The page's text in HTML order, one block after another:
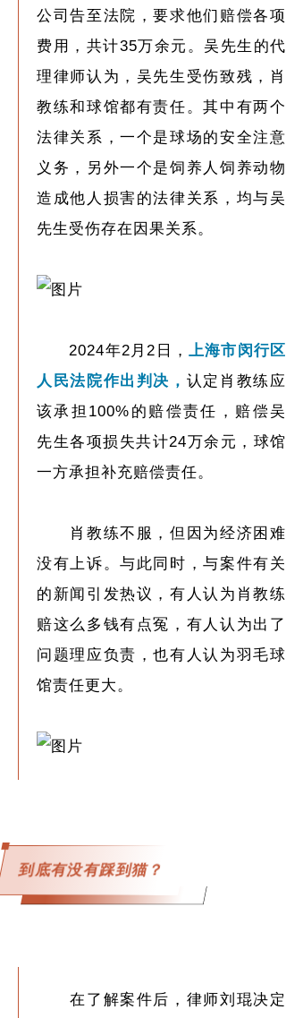
公司告至法院，要求他们赔偿各项
费用，共计35万余元。吴先生的代
理律师认为，吴先生受伤致残，肖
教练和球馆都有责任。其中有两个
法律关系，一个是球场的安全注意
义务，另外一个是饲养人饲养动物
造成他人损害的法律关系，均与吴
先生受伤存在因果关系。
2024年2月2日， 上海市闵行区
人民法院作出判决， 认定肖教练应
该承担100%的赔偿责任，赔偿吴
先生各项损失共计24万余元，球馆
一方承担补充赔偿责任。
肖教练不服，但因为经济困难
没有上诉。与此同时，与案件有关
的新闻引发热议，有人认为肖教练
赔这么多钱有点冤，有人认为出了
问题理应负责，也有人认为羽毛球
馆责任更大。
到底有没有踩到猫？
在了解案件后，律师刘琨决定